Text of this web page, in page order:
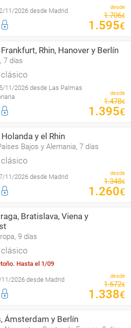
11/2026 desde Madrid desde
1.706€
1 .595€
Rhin, Hanover y Berlín
7 días
11/2026 desde Las Palmas
desde
1.478€
1 .395€
y el Rhin
Bajos y Alemania, 7 días
11/2026 desde Madrid desde
1.348€
1 .260€
Bratislava, Viena y
9 días
Hasta el 1/09
2026 desde Madrid desde
1.672€
1 .338€
Ámsterdam y Berlín